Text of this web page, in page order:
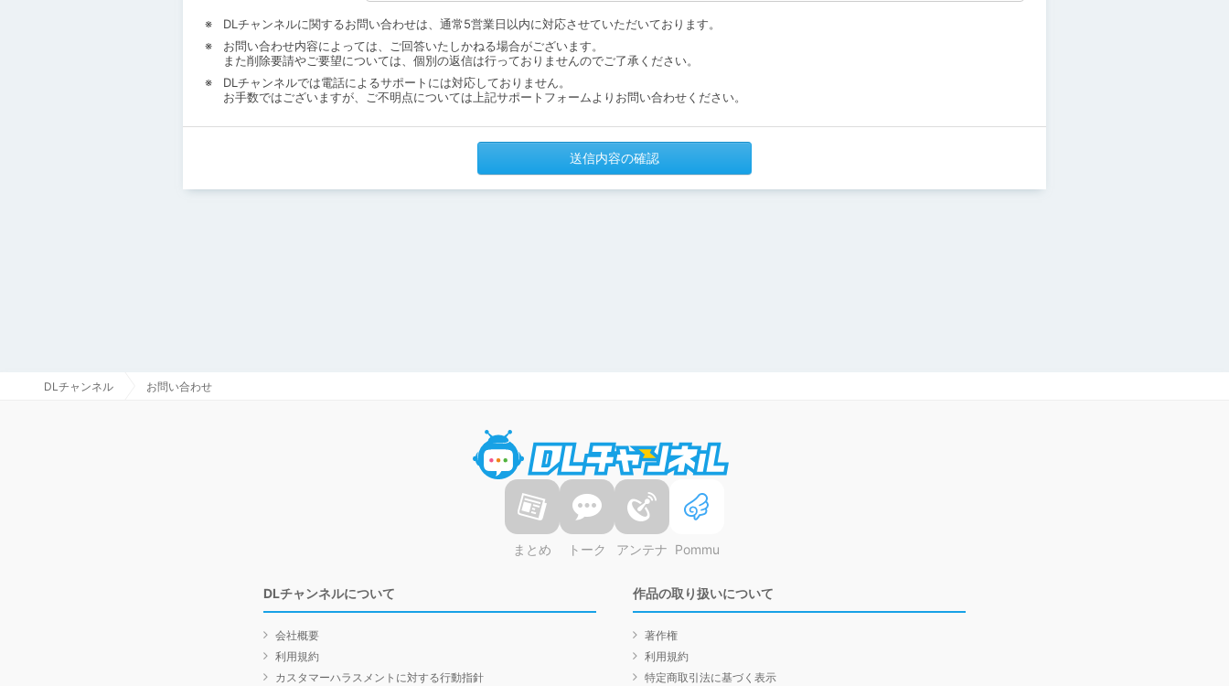
DLチャンネルに関するお問い合わせは、通常5営業日以内に対応させていただいております。
お問い合わせ内容によっては、ご回答いたしかねる場合がございます。
また削除要請やご要望については、個別の返信は行っておりませんのでご了承ください。
DLチャンネルでは電話によるサポートには対応しておりません。
お手数ではございますが、ご不明点については上記サポートフォームよりお問い合わせください。
送信内容の確認
DLチャンネル お問い合わせ
まとめ トーク アンテナ Pommu
DLチャンネルについて
会社概要
利用規約
カスタマーハラスメントに対する行動指針
作品の取り扱いについて
著作権
利用規約
特定商取引法に基づく表示